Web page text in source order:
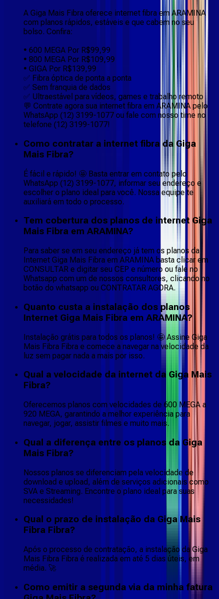
A Giga Mais Fibra oferece internet fibra em ARAMINA
com planos rápidos, estáveis e que cabem no seu
bolso. Confira:
• 600 MEGA Por R$99,99
• 800 MEGA Por R$109,99
• GIGA Por R$139,99
✅ Fibra óptica de ponta a ponta
✅ Sem franquia de dados
✅ Ultraestável para vídeos, games e trabalho remoto
💬 Contrate agora sua internet fibra em ARAMINA pelo
WhatsApp (12) 3199-1077 ou fale com nosso time no
telefone (12) 3199-1077!
Como contratar a internet fibra da Giga
Mais Fibra?
É fácil e rápido! 🤩 Basta entrar em contato pelo
WhatsApp (12) 3199-1077, informar seu endereço e
escolher o plano ideal para você. Nossa equipe te
auxiliará em todo o processo.
Tem cobertura dos planos de internet Giga
Mais Fibra em ARAMINA?
Para saber se em seu endereço já tem os planos da
Internet Giga Mais Fibra em ARAMINA basta clicar em
CONSULTAR e digitar seu CEP e número ou fale no
Whatsapp com um de nossos consultores, clicando no
botão do whatsapp ou CONTRATAR AGORA.
Quanto custa a instalação dos planos
Internet Giga Mais Fibra em ARAMINA?
Instalação grátis para todos os planos! 🤩 Assine Giga
Mais Fibra Fibra e comece a navegar na velocidade da
luz sem pagar nada a mais por isso.
Qual a velocidade da internet da Giga Mais
Fibra?
Oferecemos planos com velocidades de 600 MEGA a
920 MEGA, garantindo a melhor experiência para
navegar, jogar, assistir filmes e muito mais.
Qual a diferença entre os planos da Giga
Mais Fibra?
Nossos planos se diferenciam pela velocidade de
download e upload, além de serviços adicionais como
SVA e Streaming. Encontre o plano ideal para suas
necessidades!
Qual o prazo de instalação da Giga Mais
Fibra Fibra?
Após o processo de contratação, a instalação da Giga
Mais Fibra Fibra é realizada em até 5 dias úteis, em
média. 🚀
Como emitir a segunda via da minha fatura